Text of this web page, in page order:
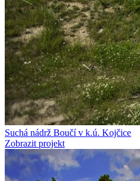
Suchá nádrž Boučí v k.ú. Kojčice
Zobrazit projekt